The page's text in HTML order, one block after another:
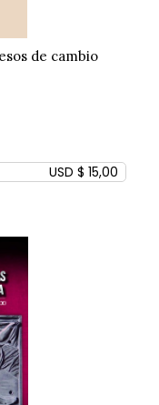
de cambio
USD $ 15,00